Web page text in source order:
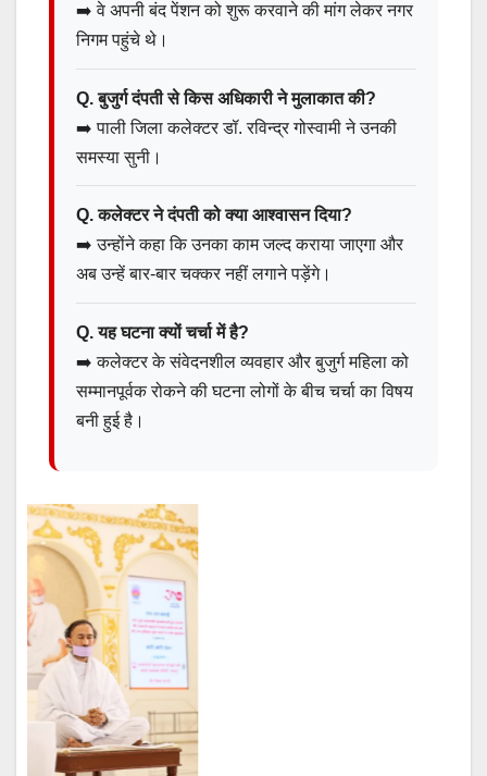
➡️ वे अपनी बंद पेंशन को शुरू करवाने की मांग लेकर नगर
निगम पहुंचे थे।
Q. बुजुर्ग दंपती से किस अधिकारी ने मुलाकात की?
➡️ पाली जिला कलेक्टर डॉ. रविन्द्र गोस्वामी ने उनकी
समस्या सुनी।
Q. कलेक्टर ने दंपती को क्या आश्वासन दिया?
➡️ उन्होंने कहा कि उनका काम जल्द कराया जाएगा और
अब उन्हें बार-बार चक्कर नहीं लगाने पड़ेंगे।
Q. यह घटना क्यों चर्चा में है?
➡️ कलेक्टर के संवेदनशील व्यवहार और बुजुर्ग महिला को
सम्मानपूर्वक रोकने की घटना लोगों के बीच चर्चा का विषय
बनी हुई है।